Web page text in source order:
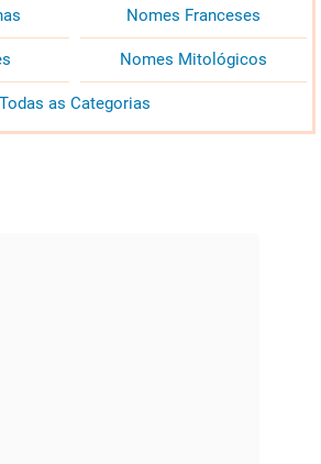
Nomes Franceses
Nomes Mitológicos
Todas as Categorias